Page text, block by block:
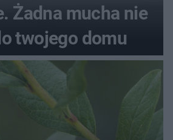
Żadna mucha nie
twojego domu